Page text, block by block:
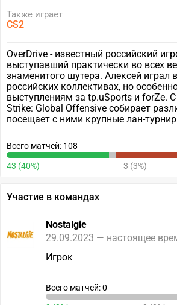
Также играет
CS2
OverDrive - известный российский
выступавший практически во всех
знаменитого шутера. Алексей играл
российских коллективах, но
выступлениям за tp.uSports и forZe.
Strike: Global Offensive собирает
посещает с ними крупные лан-
Всего матчей: 108
43 (40%) 3 (3%)
Участие в командах
Nostalgie
29.09.2023 — настоящее
Игрок
Всего матчей: 0